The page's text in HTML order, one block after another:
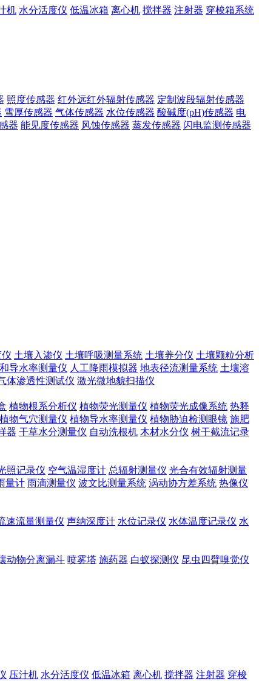
机 水分活度仪 低温冰箱 离心机 搅拌器 注射器 穿梭箱系统
照度传感器 红外远红外辐射传感器 定制波段辐射传感器
雪厚传感器 气体传感器 水位传感器 酸碱度(pH)传感器 电
器 能见度传感器 风蚀传感器 蒸发传感器 闪电监测传感器
土壤入渗仪 土壤呼吸测量系统 土壤养分仪 土壤颗粒分析
导水率测量仪 人工降雨模拟器 地表径流测量系统 土壤溶
体渗透性测试仪 激光微地貌扫描仪
植物根系分析仪 植物荧光测量仪 植物荧光成像系统 热释
植物气穴测量仪 植物导水率测量仪 植物胁迫检测眼镜 施肥
器 干草水分测量仪 自动洗根机 木材水分仪 树干截流记录
照记录仪 空气温湿度计 总辐射测量仪 光合有效辐射测量
量计 雨滴测量仪 波文比测量系统 涡动协方差系统 热像仪
速流量测量仪 声纳深度计 水位记录仪 水体温度记录仪 水
动物分离漏斗 喷雾塔 施药器 白蚁探测仪 昆虫四臂嗅觉仪
压汁机 水分活度仪 低温冰箱 离心机 搅拌器 注射器 穿梭